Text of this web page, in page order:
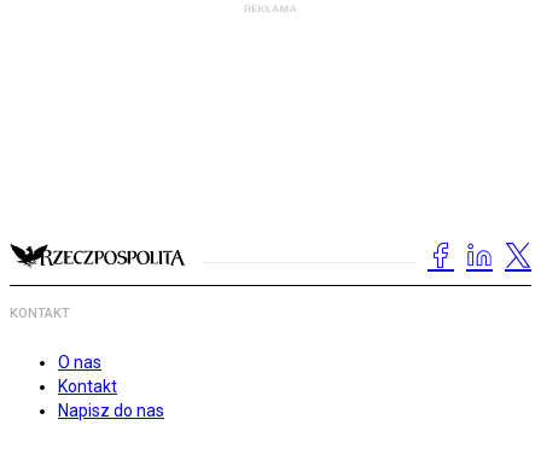
KONTAKT
O nas
Kontakt
Napisz do nas